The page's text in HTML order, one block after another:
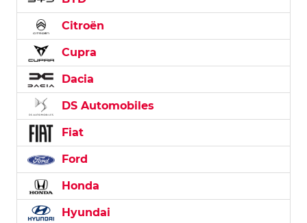
Citroën
Cupra
Dacia
DS Automobiles
Fiat
Ford
Honda
Hyundai